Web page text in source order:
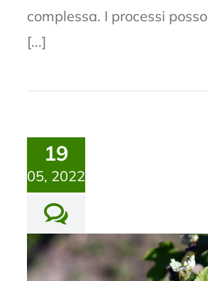
complessa. I processi
[...]
19
05, 2022